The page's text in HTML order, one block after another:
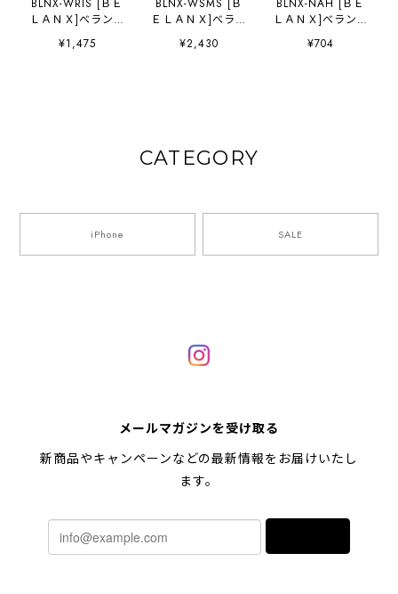
BLNX-WRIS [ＢＥ
ＬＡＮＸ]べランク
ス リストストラッ
プ 携帯ストラップ
¥1,475
BLNX-WSMS [Ｂ
ＥＬＡＮＸ]べラン
クス ウェビングシ
ョルダーマルチス
マホ 斜めがけ 肩
掛け iFace
¥2,430
BLNX-NAH [ＢＥ
ＬＡＮＸ]べランク
ト単体】 スマホス
¥704
CATEGORY
iPhone SALE
メールマガジンを受け取る
新商品やキャンペーンなどの最新情報をお届けいたし
ます。